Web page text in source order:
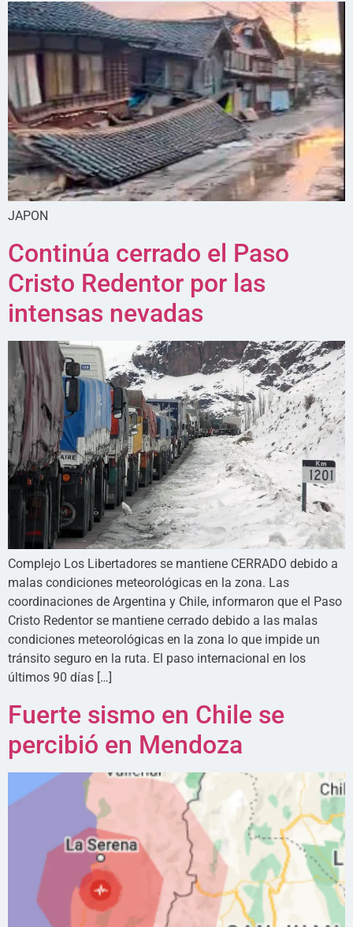
JAPON
Continúa cerrado el Paso
Cristo Redentor por las
intensas nevadas
Complejo Los Libertadores se mantiene CERRADO debido a
malas condiciones meteorológicas en la zona. Las
coordinaciones de Argentina y Chile, informaron que el Paso
Cristo Redentor se mantiene cerrado debido a las malas
condiciones meteorológicas en la zona lo que impide un
tránsito seguro en la ruta. El paso internacional en los
últimos 90 días […]
Fuerte sismo en Chile se
percibió en Mendoza